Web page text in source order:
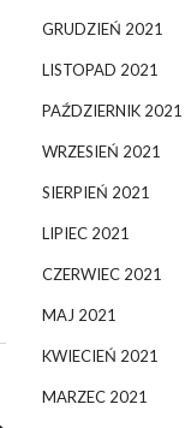
GRUDZIEŃ 2021
LISTOPAD 2021
PAŹDZIERNIK 2021
WRZESIEŃ 2021
SIERPIEŃ 2021
LIPIEC 2021
CZERWIEC 2021
MAJ 2021
KWIECIEŃ 2021
MARZEC 2021